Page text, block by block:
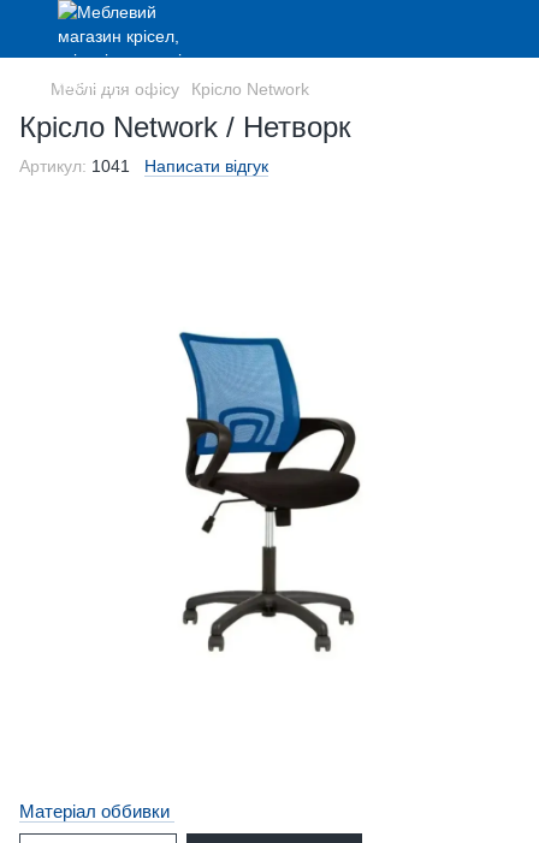
Меблі для офісу Крісло Network
Крісло Network / Нетворк
Артикул: 1041 Написати відгук
Матеріал оббивки